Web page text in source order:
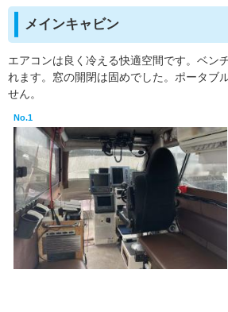
メインキャビン
エアコンは良く冷える快適空間です。ベン
れます。窓の開閉は固めでした。ポータブ
せん。
No.1